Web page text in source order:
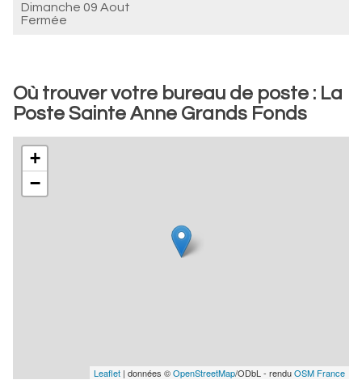
Dimanche 09 Aout
Fermée
Où trouver votre bureau de poste : La
Poste Sainte Anne Grands Fonds
+
−
Leaflet | données ©OpenStreetMap/ODbL - renduOSM France